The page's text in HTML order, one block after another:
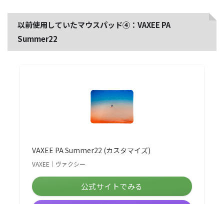
以前使用していたマウスパッド④：VAXEE PA
Summer22
VAXEE PA Summer22 (カスタマイズ)
VAXEE｜ヴァクシー
公式サイトでみる